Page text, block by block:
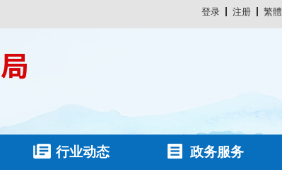
登录 注册 繁
行业动态 政务服务